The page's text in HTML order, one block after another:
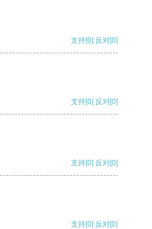
支持[0] 反对[0]
支持[0] 反对[0]
支持[0] 反对[0]
支持[0] 反对[0]